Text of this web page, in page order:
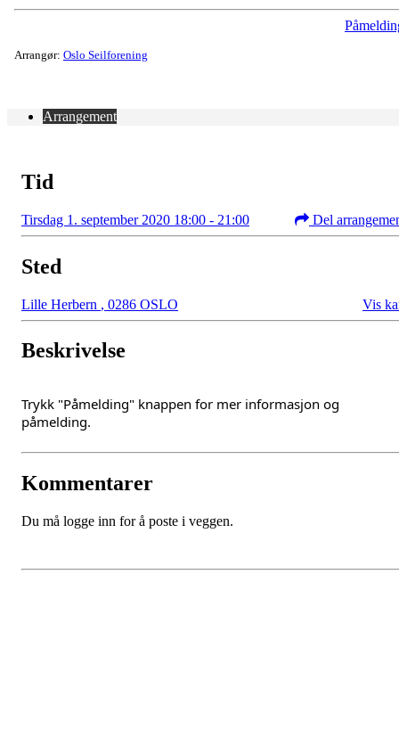
Arrangør: Oslo Seilforening
Arrangement
Tid
Tirsdag 1. september 2020 18:00 - 21:00 Del
Sted
Lille Herbern , 0286 OSLO Vis
Beskrivelse
Trykk "Påmelding" knappen for mer informasjon og
påmelding.
Kommentarer
Du må logge inn for å poste i veggen.